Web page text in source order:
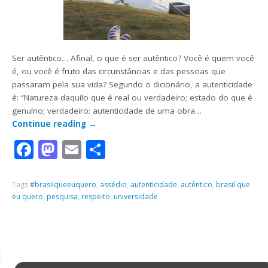
Ser autêntico… Afinal, o que é ser autêntico? Você é quem você
é, ou você é fruto das circunstâncias e das pessoas que
passaram pela sua vida? Segundo o dicionário, a autenticidade
é: “Natureza daquilo que é real ou verdadeiro; estado do que é
genuíno; verdadeiro: autenticidade de uma obra…
Continue reading →
Facebook
Mastodon
Email
Tags#brasilqueeuquero, assédio, autenticidade, autêntico, brasil que
eu quero, pesquisa, respeito, universidade